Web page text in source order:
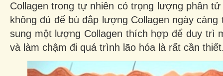
Collagen trong tự nhiên có trọng lượng phân
không đủ để bù đắp lượng Collagen ngày càng
sung một lượng Collagen thích hợp để duy trì
và làm chậm đi quá trình lão hóa là rất cần